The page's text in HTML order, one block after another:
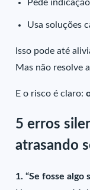
Pede
Usa soluções
Isso pode até
Mas não resolve
E o risco é claro:
5 erros
atrasando
1. “Se fosse algo